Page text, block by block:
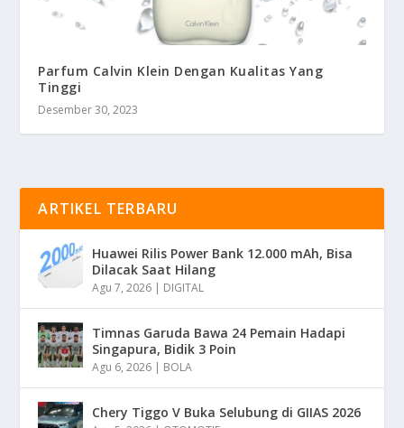
Parfum Calvin Klein Dengan Kualitas Yang
Tinggi
Desember 30, 2023
ARTIKEL TERBARU
Huawei Rilis Power Bank 12.000 mAh, Bisa
Dilacak Saat Hilang
Agu 7, 2026 | DIGITAL
Timnas Garuda Bawa 24 Pemain Hadapi
Singapura, Bidik 3 Poin
Agu 6, 2026 | BOLA
Chery Tiggo V Buka Selubung di GIIAS 2026